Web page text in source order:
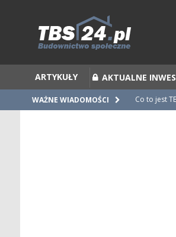
ARTYKUŁY AKTUALNE
WAŻNE WIADOMOŚCI
Co to jest
Zalecenia
Ubiegamy